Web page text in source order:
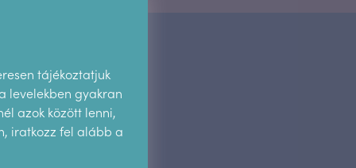
tájékoztatjuk
levelekben gyakran
azok között lenni,
iratkozz fel alább a